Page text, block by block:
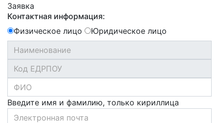
Заявка
Контактная информация:
Физическое лицо
Юридическое лицо
Введите имя и фамилию, только кириллица